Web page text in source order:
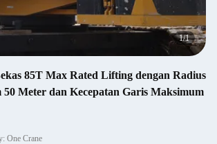
1/1
85T Max Rated Lifting dengan Radius
Meter dan Kecepatan Garis Maksimum
One Crane